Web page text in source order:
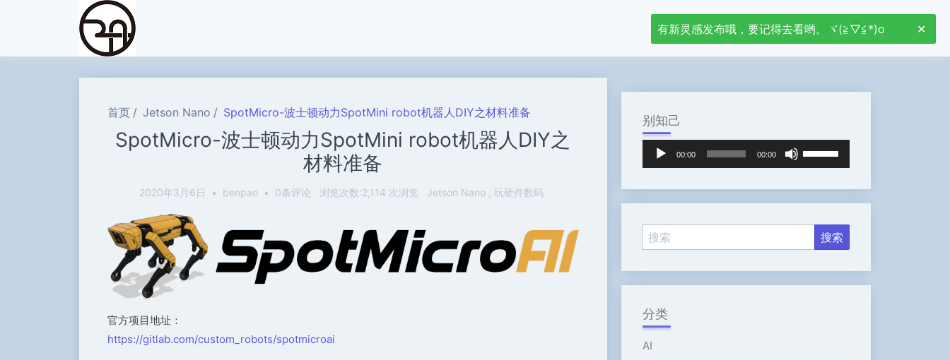
首页 Jetson Nano stm32
首页 Jetson Nano SpotMicro-波士顿动力SpotMini robot机器人DIY之材料准备
SpotMicro-波士顿动力SpotMini robot机器人DIY之
材料准备
2020年3月6日 • benpao • 0条评论 浏览次数:2,114 次浏览 Jetson Nano 玩硬件数码
官方项目地址：
https://gitlab.com/custom_robots/spotmicroai
别知己
放
00:00 00:00
/
箭
来
增
分类
AI
有新灵感发布哦，要记得去看哟。ヾ(≧▽≦*)o